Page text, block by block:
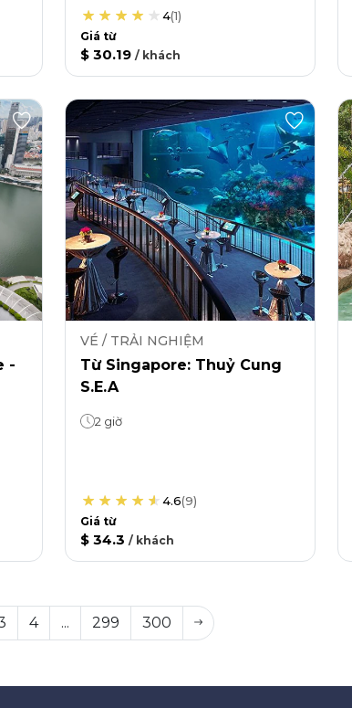
4(1)
Giá từ
$ 30.19 / khách
-
VÉ / TRẢI NGHIỆM
Từ Singapore: Thuỷ Cung
S.E.A
2 giờ
4.6(9)
Giá từ
$ 34.3 / khách
4 ... 299 300